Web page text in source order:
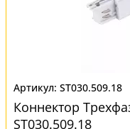
ST030.509.18
Коннектор
ST030.509.18